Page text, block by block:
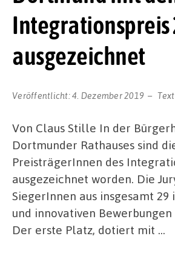
Integrationspreis
ausgezeichnet
Veröffentlicht:4. Dezember 2019
Von Claus Stille In der
Dortmunder Rathauses sind
PreisträgerInnen des
ausgezeichnet worden. Die
SiegerInnen aus insgesamt 29
und innovativen
Der erste Platz, dotiert mit …